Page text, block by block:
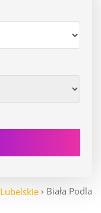
Lubelskie Biała